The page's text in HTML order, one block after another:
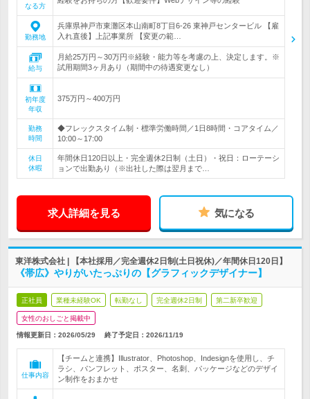
なる方
勤務地
兵庫県神戸市東灘区本山南町8丁目6-26 東神戸センタービル 【雇
入れ直後】上記事業所 【変更の範…
給与
月給25万円～30万円※経験・能力等を考慮の上、決定します。※
試用期間3ヶ月あり（期間中の待遇変更なし）
初年度
年収
375万円～400万円
勤務
時間
◆フレックスタイム制・標準労働時間／1日8時間・コアタイム／
10:00～17:00
休日
休暇
年間休日120日以上・完全週休2日制（土日）・祝日：ローテーシ
ョンで出勤あり（※出社した際は翌月まで…
求人詳細を見る 気になる
東洋株式会社 | 【本社採用／完全週休2日制(土日祝休)／年間休日120日】
《帯広》やりがいたっぷりの【グラフィックデザイナー】
正社員 業種未経験OK 転勤なし 完全週休2日制 第二新卒歓迎
女性のおしごと掲載中
情報更新日：2026/05/29 終了予定日： 2026/11/19
仕事内容
【チームと連携】Illustrator、Photoshop、Indesignを使用し、チ
ラシ、パンフレット、ポスター、名刺、パッケージなどのデザイ
ン制作をおまかせ